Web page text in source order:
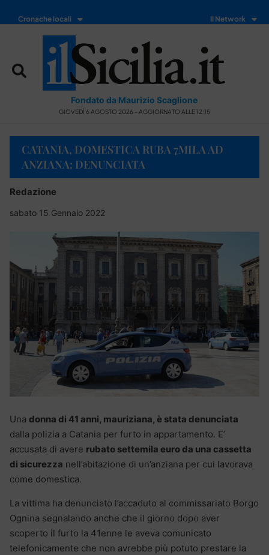
Cronache locali Il Network
Fondato da Maurizio Scaglione
GIOVEDÌ 6 AGOSTO 2026 - AGGIORNATO ALLE 12:15
CATANIA, DOMESTICA RUBA 7MILA AD
ANZIANA: DENUNCIATA
Redazione
sabato 15 Gennaio 2022
Una donna di 41 anni, mauriziana, è stata denunciata
dalla polizia a Catania per furto in appartamento. E’
accusata di avere rubato settemila euro da una cassetta
di sicurezza nell’abitazione di un’anziana per cui lavorava
come domestica.
La vittima ha denunciato l’accaduto al commissariato Borgo
Ognina segnalando anche che il giorno dopo aver
scoperto il furto la 41enne le aveva comunicato
telefonicamente che non avrebbe più potuto prestare la